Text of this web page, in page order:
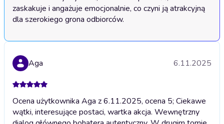
zaskakuje i angażuje emocjonalnie, co czyni ją atrakcyjną
Aga 6.11.2025
Ocena użytkownika Aga z 6.11.2025, ocena 5; Ciekawe
wątki, interesujące postaci, wartka akcja. Wewnętrzny